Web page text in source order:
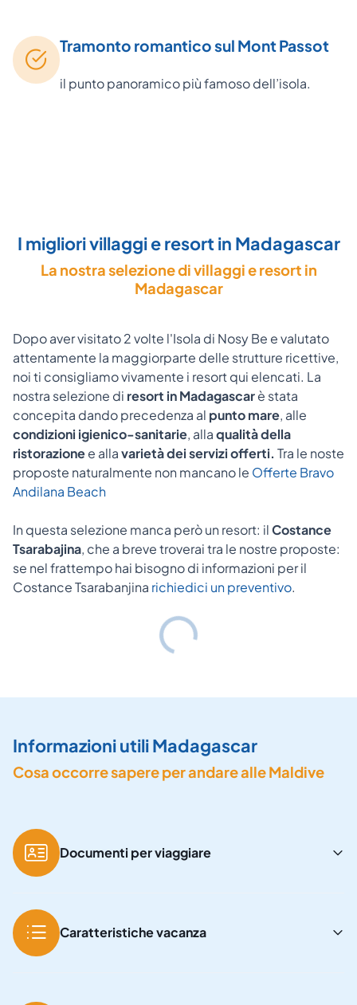
Tramonto romantico sul Mont Passot
il punto panoramico più famoso dell’isola.
I migliori villaggi e resort in Madagascar
La nostra selezione di villaggi e resort in
Madagascar
Dopo aver visitato 2 volte l'Isola di Nosy Be e valutato
attentamente la maggiorparte delle strutture ricettive,
noi ti consigliamo vivamente i resort qui elencati. La
nostra selezione di resort in Madagascarè stata
concepita dando precedenza al punto mare, alle
condizioni igienico-sanitarie, allaqualità della
ristorazionee allavarietà dei servizi offerti. Tra le noste
proposte naturalmente non mancano le Offerte Bravo
Andilana Beach
In questa selezione manca però un resort: ilCostance
Tsarabajina, che a breve troverai tra le nostre proposte:
se nel frattempo hai bisogno di informazioni per il
Costance Tsarabanjina richiedici un preventivo.
Informazioni utili Madagascar
Cosa occorre sapere per andare alle Maldive
Documenti per viaggiare
Caratteristiche vacanza